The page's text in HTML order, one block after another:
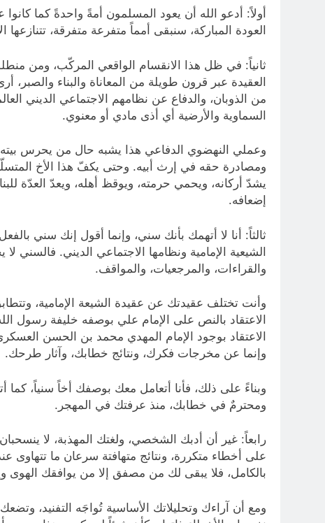
أولاً: أدعو الله أن يعود المسلمون أمةً واحدةً كما
العودة المباركة، سنبقى أمماً متفرعة متفرقة، تتنازعها
ثانياً: في ظل هذا الانقسام الواقعي المركّب، ومن
العقيدة عبر قرون طويلة من المعاناة والبناء
من الذوبان، والدفاع عن نظامهم الاجتماعي الديني
السماوية والأرضية أي أذى مادي أو معنوي.
وعملي النهضوي الدفاعي هذا يشبه حال من يحرس
ومصادرة حقه في إرث أبيه. وحتى يكفّ هذا الأخ
يشدّ أركانه، ويحمي حرمته، ويوقظ أهله، ويعدّ العدّة
إضعافه.
ثالثاً: أنا لا أتهمك بأنك سني، وإنما أقول إنك سني
الشيعية الإمامية ونظامها الاجتماعي الديني.
والقراءات، والمرجعيات، والمواقف.
وأنت تختلف عقيدتك عن عقيدة الشيعة الإمامية،
الاعتقاد بالنص على الإمام علي بوصفه خليفة رسول
الاعتقاد بوجود الإمام المهدي محمد بن الحسن
وإنما عن مخرجات فكرك، ونتائج خطابك، وآثار طرحك.
وبناءً على ذلك، فأنا أتعامل معك بوصفك أخاً سنياً،
ومحترمٌ في خطابك، منذ عرفتك في المهجر.
رابعاً: غير أن أدبك الشخصي، ولغتك المهذبة، لا ينسحبان
على أخطاء متكررة، ونتائج متهافتة سرعان ما
بالكامل، فلا يبقى لك من مصفق إلا من يوافقك الهوى
ومع أن آراءك وتحليلاتك الأساسية تُواجَه التفنيد،